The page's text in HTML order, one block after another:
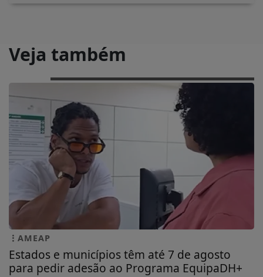
Veja também
AMEAP
Estados e municípios têm até 7 de agosto
para pedir adesão ao Programa EquipaDH+